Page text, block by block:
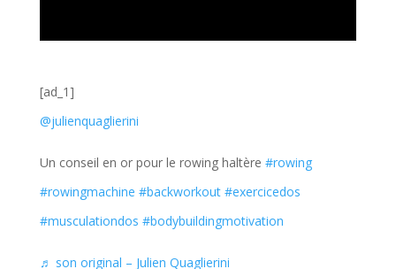
[ad_1]
@julienquaglierini
Un conseil en or pour le rowing haltère #rowing
#rowingmachine #backworkout #exercicedos
#musculationdos #bodybuildingmotivation
♬ son original – Julien Quaglierini